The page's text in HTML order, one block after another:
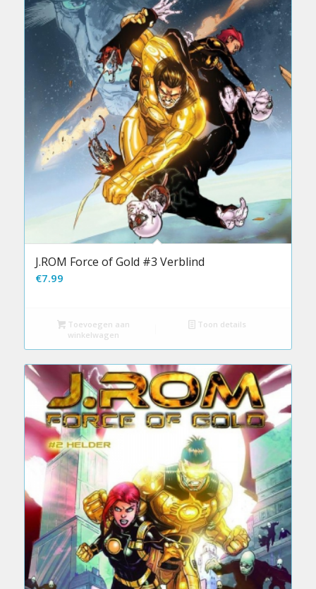
J.ROM Force of Gold #3 Verblind
€7.99
Toevoegen aan
winkelwagen
Toon details